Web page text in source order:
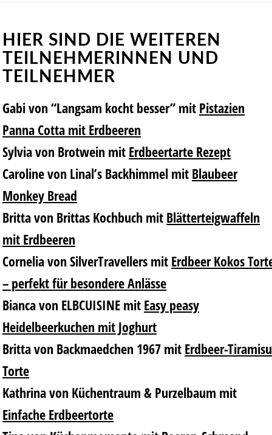
HIER SIND DIE WEITEREN
TEILNEHMERINNEN UND
TEILNEHMER
Gabi von “Langsam kocht besser” mit Pistazien
Panna Cotta mit Erdbeeren
Sylvia von Brotwein mit Erdbeertarte Rezept
Caroline von Linal’s Backhimmel mit Blaubeer
Monkey Bread
Britta von Brittas Kochbuch mit Blätterteigwaffeln
mit Erdbeeren
Cornelia von SilverTravellers mit Erdbeer Kokos
– perfekt für besondere Anlässe
Bianca von ELBCUISINE mit Easy peasy
Heidelbeerkuchen mit Joghurt
Britta von Backmaedchen 1967 mit Erdbeer-Tiramisu
Torte
Kathrina von Küchentraum & Purzelbaum mit
Einfache Erdbeertorte